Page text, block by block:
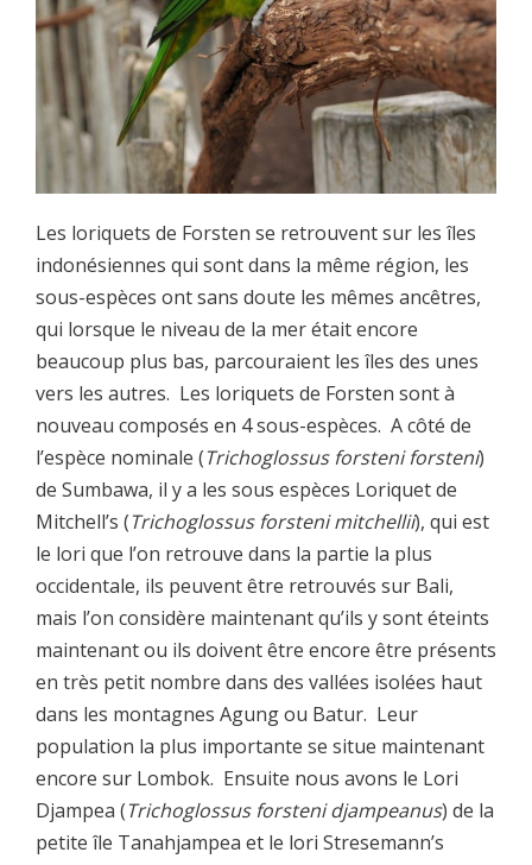
Les loriquets de Forsten se retrouvent sur les îles
indonésiennes qui sont dans la même région, les
sous-espèces ont sans doute les mêmes ancêtres,
qui lorsque le niveau de la mer était encore
beaucoup plus bas, parcouraient les îles des unes
vers les autres. Les loriquets de Forsten sont à
nouveau composés en 4 sous-espèces. A côté de
l’espèce nominale (Trichoglossus forsteni forsteni)
de Sumbawa, il y a les sous espèces Loriquet de
Mitchell’s (Trichoglossus forsteni mitchellii), qui est
le lori que l’on retrouve dans la partie la plus
occidentale, ils peuvent être retrouvés sur Bali,
mais l’on considère maintenant qu’ils y sont éteints
maintenant ou ils doivent être encore être présents
en très petit nombre dans des vallées isolées haut
dans les montagnes Agung ou Batur. Leur
population la plus importante se situe maintenant
encore sur Lombok. Ensuite nous avons le Lori
Djampea (Trichoglossus forsteni djampeanus) de la
petite île Tanahjampea et le lori Stresemann’s